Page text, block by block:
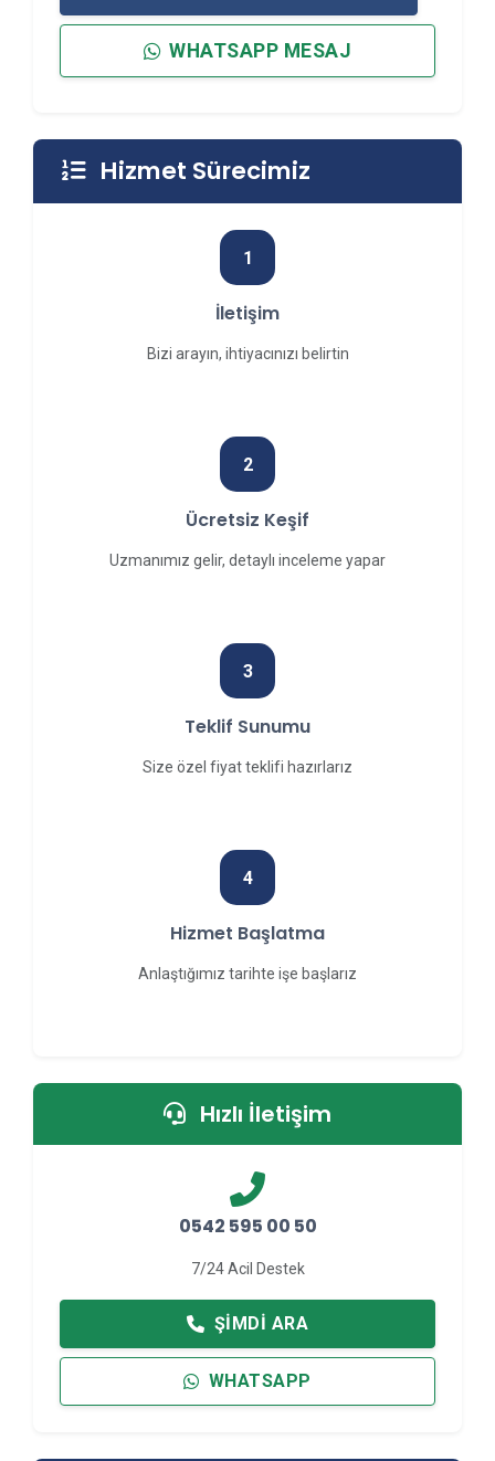
WHATSAPP MESAJ
Hizmet Sürecimiz
1
İletişim
Bizi arayın, ihtiyacınızı belirtin
2
Ücretsiz Keşif
Uzmanımız gelir, detaylı inceleme yapar
3
Teklif Sunumu
Size özel fiyat teklifi hazırlarız
4
Hizmet Başlatma
Anlaştığımız tarihte işe başlarız
Hızlı İletişim
0542 595 00 50
7/24 Acil Destek
ŞIMDI ARA
WHATSAPP